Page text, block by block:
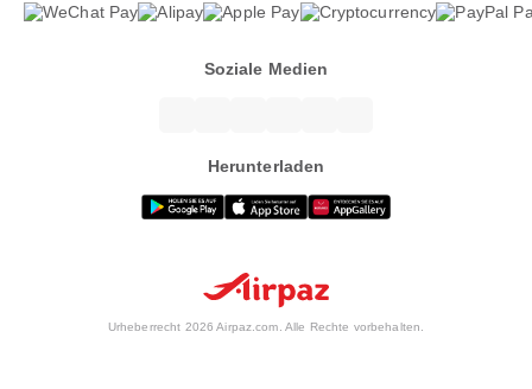
Soziale Medien
Herunterladen
Urheberrecht 2026 Airpaz.com. Alle Rechte vorbehalten.